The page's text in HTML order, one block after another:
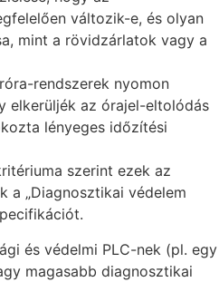
változik-e, és olyan
mint a rövidzárlatok vagy a
rendszerek nyomon
elkerüljék az órajel-eltolódás
lényeges időzítési
szerint ezek az
a „Diagnosztikai védelem
és védelmi PLC-nek (pl. egy
magasabb diagnosztikai